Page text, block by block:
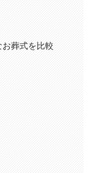
葬式を比較